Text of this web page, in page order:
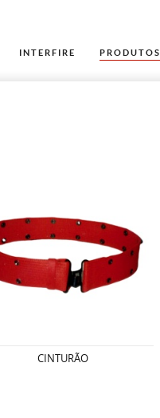
INTERFIRE PRODUTOS
CINTURÃO